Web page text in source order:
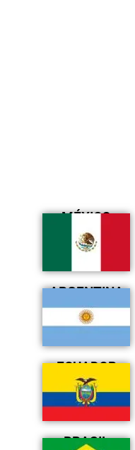
MÉXICO
ARGENTINA
ECUADOR
BRASIL